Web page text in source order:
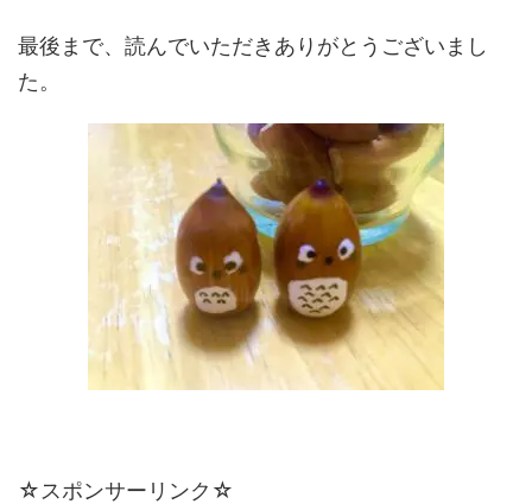
最後まで、読んでいただきありがとうございまし
た。
☆スポンサーリンク☆